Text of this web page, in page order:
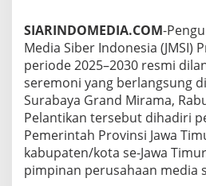
d
i
a
S
i
b
e
r
B
r
SIARINDOMEDIA.COM-
Media Siber Indonesia (JMSI)
periode 2025–2030 resmi
seremoni yang berlangsung
Surabaya Grand Mirama,
Pelantikan tersebut dihadiri
Pemerintah Provinsi Jawa
kabupaten/kota se-Jawa
pimpinan perusahaan media